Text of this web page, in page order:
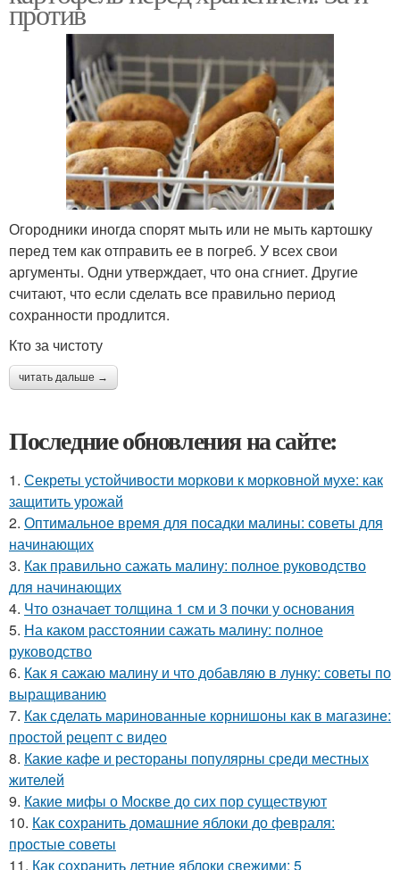
против
Огородники иногда спорят мыть или не мыть картошку
перед тем как отправить ее в погреб. У всех свои
аргументы. Одни утверждает, что она сгниет. Другие
считают, что если сделать все правильно период
сохранности продлится.
Кто за чистоту
читать дальше →
Последние обновления на сайте:
1. Секреты устойчивости моркови к морковной мухе: как
защитить урожай
2. Оптимальное время для посадки малины: советы для
начинающих
3. Как правильно сажать малину: полное руководство
для начинающих
4. Что означает толщина 1 см и 3 почки у основания
5. На каком расстоянии сажать малину: полное
руководство
6. Как я сажаю малину и что добавляю в лунку: советы по
выращиванию
7. Как сделать маринованные корнишоны как в магазине:
простой рецепт с видео
8. Какие кафе и рестораны популярны среди местных
жителей
9. Какие мифы о Москве до сих пор существуют
10. Как сохранить домашние яблоки до февраля:
простые советы
11. Как сохранить летние яблоки свежими: 5